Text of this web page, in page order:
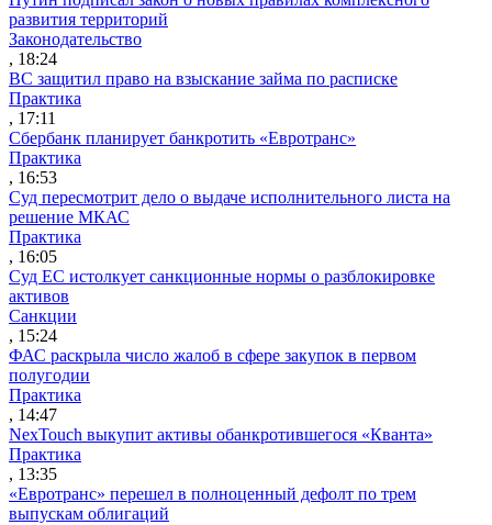
развития территорий
Законодательство
, 18:24
ВС защитил право на взыскание займа по расписке
Практика
, 17:11
Сбербанк планирует банкротить «Евротранс»
Практика
, 16:53
Суд пересмотрит дело о выдаче исполнительного листа на
решение МКАС
Практика
, 16:05
Суд ЕС истолкует санкционные нормы о разблокировке
активов
Санкции
, 15:24
ФАС раскрыла число жалоб в сфере закупок в первом
полугодии
Практика
, 14:47
NexTouch выкупит активы обанкротившегося «Кванта»
Практика
, 13:35
«Евротранс» перешел в полноценный дефолт по трем
выпускам облигаций